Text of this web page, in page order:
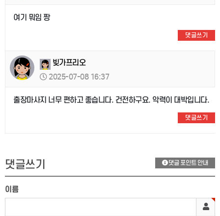
여기 뭐임 짱
댓글쓰기
빚가프리오
2025-07-08 16:37
출장마사지 너무 편하고 좋습니다. 건전하구요. 악력이 대박입니다.
댓글쓰기
댓글쓰기 댓글 포인트 안내
이름